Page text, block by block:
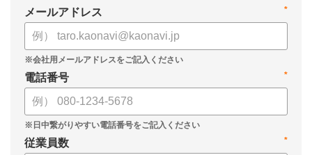
*
メールアドレス
*
電話番号
*
従業員数